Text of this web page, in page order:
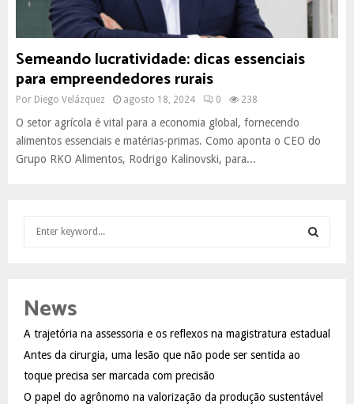
Semeando lucratividade: dicas essenciais
para empreendedores rurais
Por Diego Velázquez agosto 18, 2024 0 238
O setor agrícola é vital para a economia global, fornecendo
alimentos essenciais e matérias-primas. Como aponta o CEO do
Grupo RKO Alimentos, Rodrigo Kalinovski, para...
h
o
r
:
A
C
News
A trajetória na assessoria e os reflexos na magistratura estadual
Antes da cirurgia, uma lesão que não pode ser sentida ao
toque precisa ser marcada com precisão
O papel do agrônomo na valorização da produção sustentável